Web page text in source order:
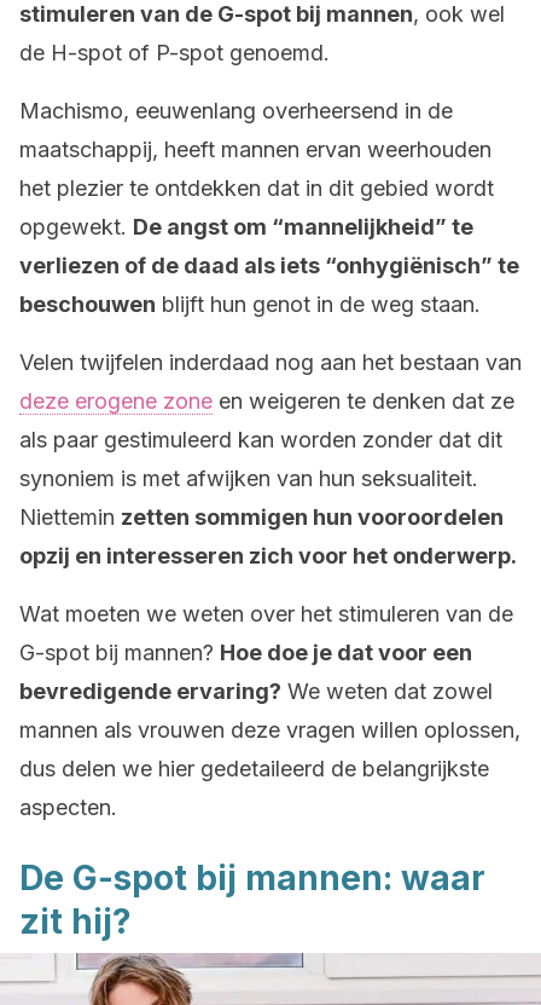
stimuleren van de G-spot bij mannen, ook wel
de H-spot of P-spot genoemd.
Machismo, eeuwenlang overheersend in de
maatschappij, heeft mannen ervan weerhouden
het plezier te ontdekken dat in dit gebied wordt
opgewekt. De angst om “mannelijkheid” te
verliezen of de daad als iets “onhygiënisch” te
beschouwen blijft hun genot in de weg staan.
Velen twijfelen inderdaad nog aan het bestaan van
deze erogene zone en weigeren te denken dat ze
als paar gestimuleerd kan worden zonder dat dit
synoniem is met afwijken van hun seksualiteit.
Niettemin zetten sommigen hun vooroordelen
opzij en interesseren zich voor het onderwerp.
Wat moeten we weten over het stimuleren van de
G-spot bij mannen? Hoe doe je dat voor een
bevredigende ervaring? We weten dat zowel
mannen als vrouwen deze vragen willen oplossen,
dus delen we hier gedetaileerd de belangrijkste
aspecten.
De G-spot bij mannen: waar
zit hij?